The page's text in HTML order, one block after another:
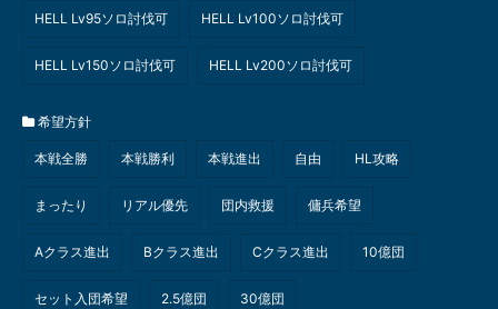
HELL Lv95ソロ討伐可 HELL Lv100ソロ討伐可
HELL Lv150ソロ討伐可 HELL Lv200ソロ討伐可
希望方針
本戦全勝 本戦勝利 本戦進出 自由 HL攻略
まったり リアル優先 団内救援 傭兵希望
Aクラス進出 Bクラス進出 Cクラス進出 10億団
セット入団希望 2.5億団 30億団